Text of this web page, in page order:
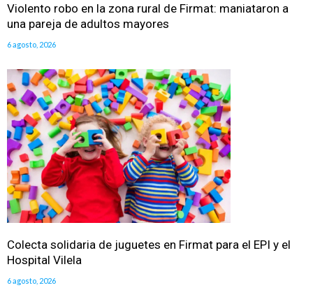
Violento robo en la zona rural de Firmat: maniataron a
una pareja de adultos mayores
6 agosto, 2026
Colecta solidaria de juguetes en Firmat para el EPI y el
Hospital Vilela
6 agosto, 2026